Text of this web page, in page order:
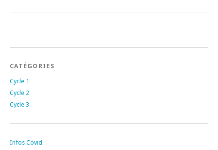
CATÉGORIES
Cycle 1
Cycle 2
Cycle 3
Infos Covid